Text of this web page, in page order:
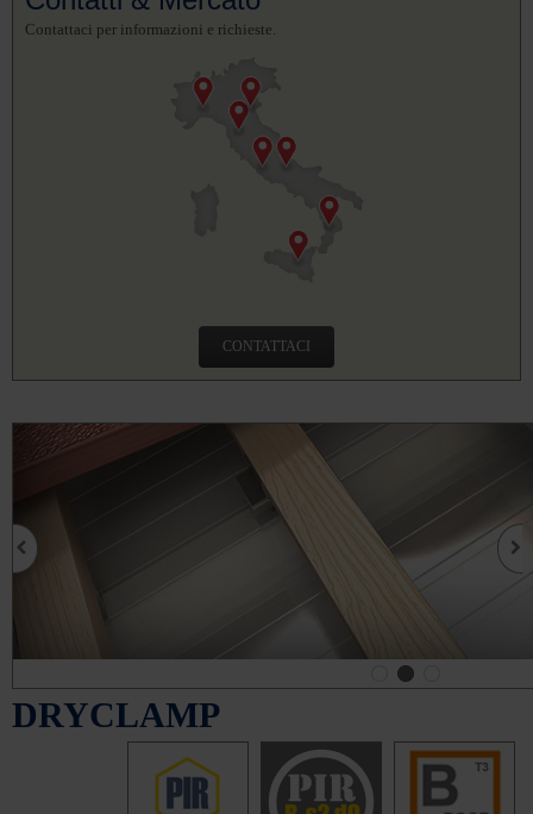
Contattaci per informazioni e richieste.
CONTATTACI
DRYCLAMP